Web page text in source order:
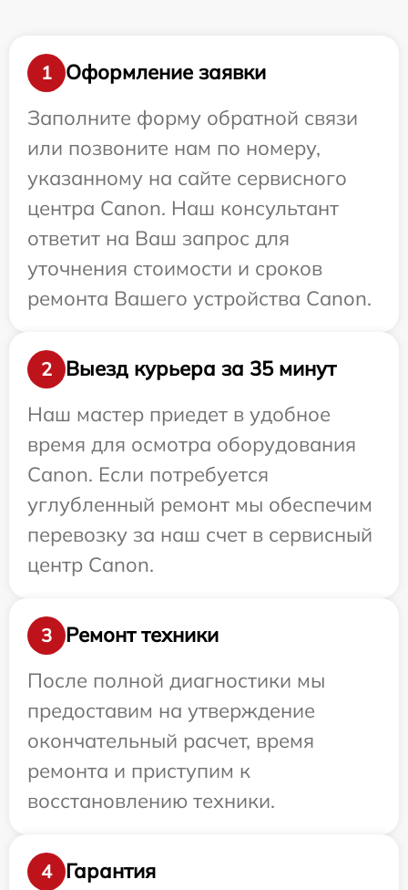
1
Оформление заявки
Заполните форму обратной связи
или позвоните нам по номеру,
указанному на сайте сервисного
центра Canon. Наш консультант
ответит на Ваш запрос для
уточнения стоимости и сроков
ремонта Вашего устройства Canon.
2
Выезд курьера за 35 минут
Наш мастер приедет в удобное
время для осмотра оборудования
Canon. Если потребуется
углубленный ремонт мы обеспечим
перевозку за наш счет в сервисный
центр Canon.
3
Ремонт техники
После полной диагностики мы
предоставим на утверждение
окончательный расчет, время
ремонта и приступим к
восстановлению техники.
4
Гарантия